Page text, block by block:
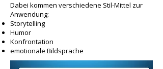
Dabei kommen verschiedene Stil-Mittel zur
Anwendung:
Storytelling
Humor
Konfrontation
emotionale Bildsprache